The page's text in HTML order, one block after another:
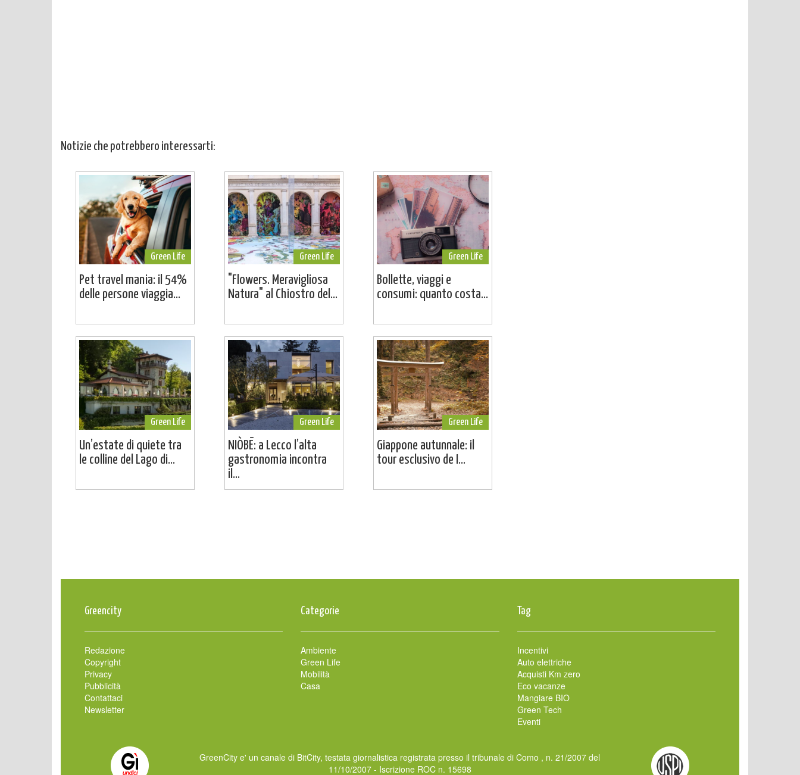
Notizie che potrebbero interessarti:
Green Life
Pet travel mania: il 54%
delle persone viaggia...
Green Life
"Flowers. Meravigliosa
Natura" al Chiostro del...
Green Life
Bollette, viaggi e
consumi: quanto costa...
Green Life
Un’estate di quiete tra
le colline del Lago di...
Green Life
NIÒBĒ: a Lecco l’alta
gastronomia incontra
il...
Green Life
Giappone autunnale: il
tour esclusivo de I...
Greencity
Redazione
Copyright
Privacy
Pubblicità
Contattaci
Newsletter
Categorie
Ambiente
Green Life
Mobilità
Casa
Tag
Incentivi
Auto elettriche
Acquisti Km zero
Eco vacanze
Mangiare BIO
Green Tech
Eventi
GreenCity e' un canale di BitCity, testata giornalistica registrata presso il tribunale di Como , n. 21/2007 del
11/10/2007 - Iscrizione ROC n. 15698